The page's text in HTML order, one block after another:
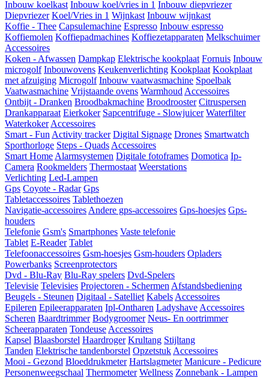
Inbouw koelkast Inbouw koel/vries in 1 Inbouw diepvriezer
Diepvriezer Koel/Vries in 1 Wijnkast Inbouw wijnkast
Koffie - Thee Capsulemachine Espresso Inbouw espresso
Koffiemolen Koffiepadmachines Koffiezetapparaten Melkschuimer
Accessoires
Koken - Afwassen Dampkap Elektrische kookplaat Fornuis Inbouw
microgolf Inbouwovens Keukenverlichting Kookplaat Kookplaat
met afzuiging Microgolf Inbouw vaatwasmachine Spoelbak
Vaatwasmachine Vrijstaande ovens Warmhoud Accessoires
Ontbijt - Dranken Broodbakmachine Broodrooster Citruspersen
Drankapparaat Eierkoker Sapcentrifuge - Slowjuicer Waterfilter
Waterkoker Accessoires
Smart - Fun Activity tracker Digital Signage Drones Smartwatch
Sporthorloge Steps - Quads Accessoires
Smart Home Alarmsystemen Digitale fotoframes Domotica Ip-
Camera Rookmelders Thermostaat Weerstations
Verlichting Led-Lampen
Gps Coyote - Radar Gps
Tabletaccessoires Tablethoezen
Navigatie-accessoires Andere gps-accessoires Gps-hoesjes Gps-
houders
Telefonie Gsm's Smartphones Vaste telefonie
Tablet E-Reader Tablet
Telefoonaccessoires Gsm-hoesjes Gsm-houders Opladers
Powerbanks Screenprotectors
Dvd - Blu-Ray Blu-Ray spelers Dvd-Spelers
Televisie Televisies Projectoren - Schermen Afstandsbediening
Beugels - Steunen Digitaal - Satelliet Kabels Accessoires
Epileren Epileerapparaten Ipl-Ontharen Ladyshave Accessoires
Scheren Baardtrimmer Bodygroomer Neus- En oortrimmer
Scheerapparaten Tondeuse Accessoires
Kapsel Blaasborstel Haardroger Krultang Stijltang
Tanden Elektrische tandenborstel Opzetstuk Accessoires
Mooi - Gezond Bloeddrukmeter Hartslagmeter Manicure - Pedicure
Personenweegschaal Thermometer Wellness Zonnebank - Lampen